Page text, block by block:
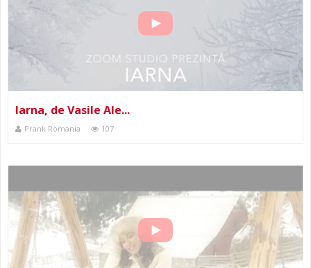
Iarna, de Vasile Ale...
Prank Romania 107